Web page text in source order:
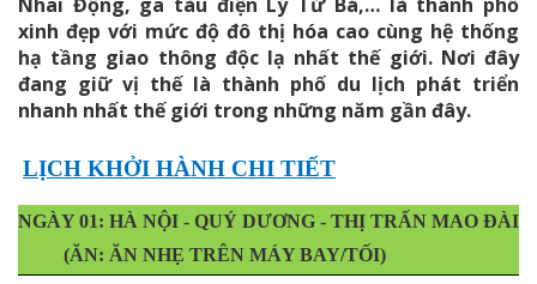
xinh đẹp với mức độ đô thị hóa cao cùng hệ thống
hạ tầng giao thông độc lạ nhất thế giới. Nơi đây
đang giữ vị thế là thành phố du lịch phát triển
nhanh nhất thế giới trong những năm gần đây.
LỊCH KHỞI HÀNH CHI TIẾT
NGÀY 01: HÀ NỘI - QUÝ DƯƠNG - THỊ TRẤN MAO ĐÀI
(ĂN: ĂN NHẸ TRÊN MÁY BAY/TỐI)